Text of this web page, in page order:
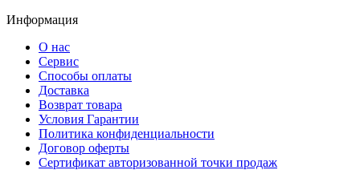
Информация
О нас
Сервис
Способы оплаты
Доставка
Возврат товара
Условия Гарантии
Политика конфиденциальности
Договор оферты
Сертификат авторизованной точки продаж